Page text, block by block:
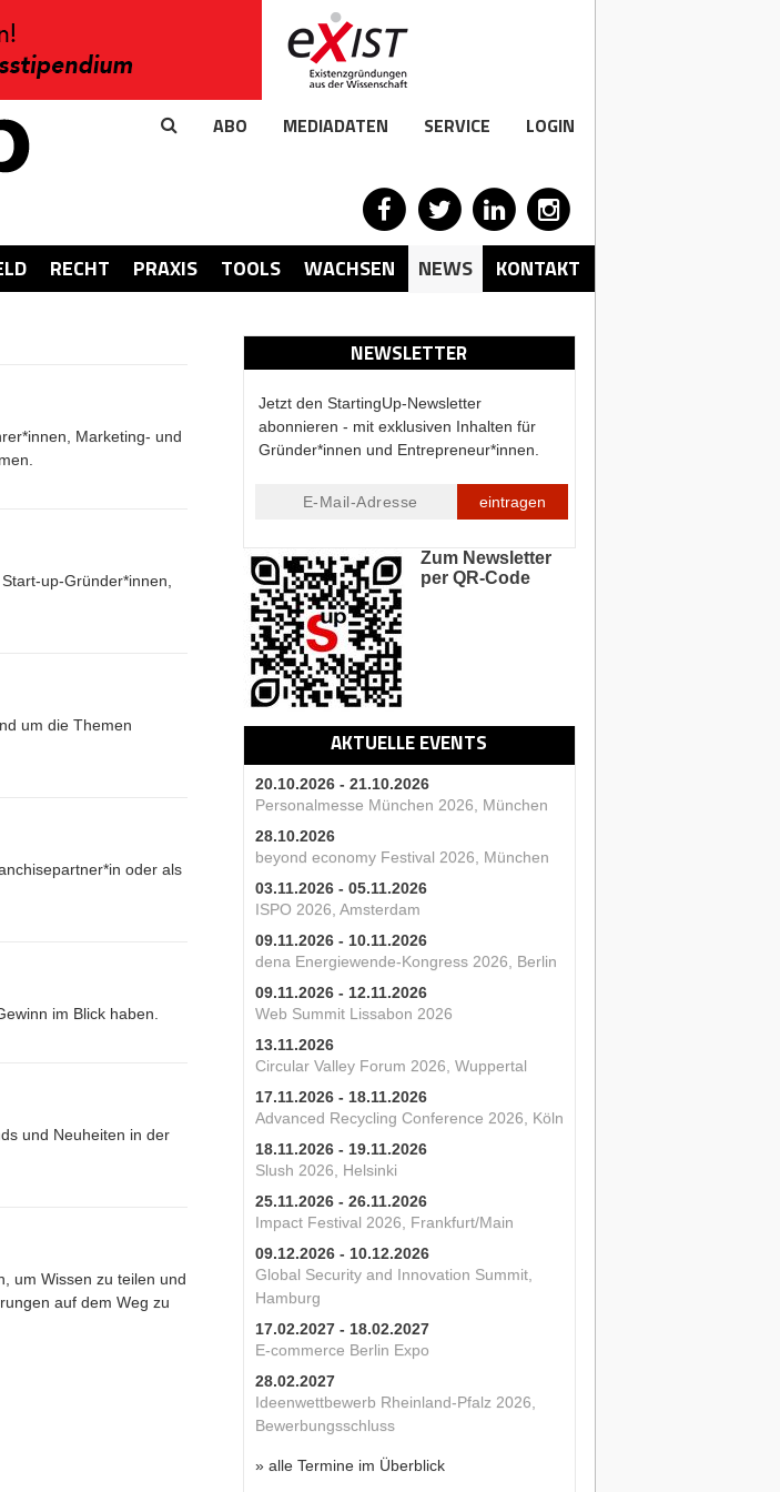
ABO MEDIADATEN SERVICE LOGIN
RECHT PRAXIS TOOLS WACHSEN NEWS KONTAKT
NEWSLETTER
Jetzt den StartingUp-Newsletter
abonnieren - mit exklusiven Inhalten für
Gründer*innen und Entrepreneur*innen.
eintragen
Zum Newsletter
per QR-Code
AKTUELLE EVENTS
20.10.2026 - 21.10.2026
Personalmesse München 2026, München
28.10.2026
beyond economy Festival 2026, München
03.11.2026 - 05.11.2026
ISPO 2026, Amsterdam
09.11.2026 - 10.11.2026
dena Energiewende-Kongress 2026, Berlin
09.11.2026 - 12.11.2026
Web Summit Lissabon 2026
13.11.2026
Circular Valley Forum 2026, Wuppertal
17.11.2026 - 18.11.2026
Advanced Recycling Conference 2026, Köln
18.11.2026 - 19.11.2026
Slush 2026, Helsinki
25.11.2026 - 26.11.2026
Impact Festival 2026, Frankfurt/Main
09.12.2026 - 10.12.2026
Global Security and Innovation Summit,
Hamburg
17.02.2027 - 18.02.2027
E-commerce Berlin Expo
28.02.2027
Ideenwettbewerb Rheinland-Pfalz 2026,
Bewerbungsschluss
» alle Termine im Überblick
Marketing- und
up-Gründer*innen,
um die Themen
oder als
im Blick haben.
und Neuheiten in der
um Wissen zu teilen und
auf dem Weg zu